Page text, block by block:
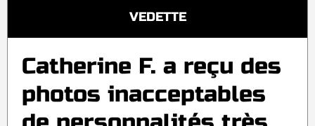
VEDETTE
Catherine F. a reçu des
photos inacceptables